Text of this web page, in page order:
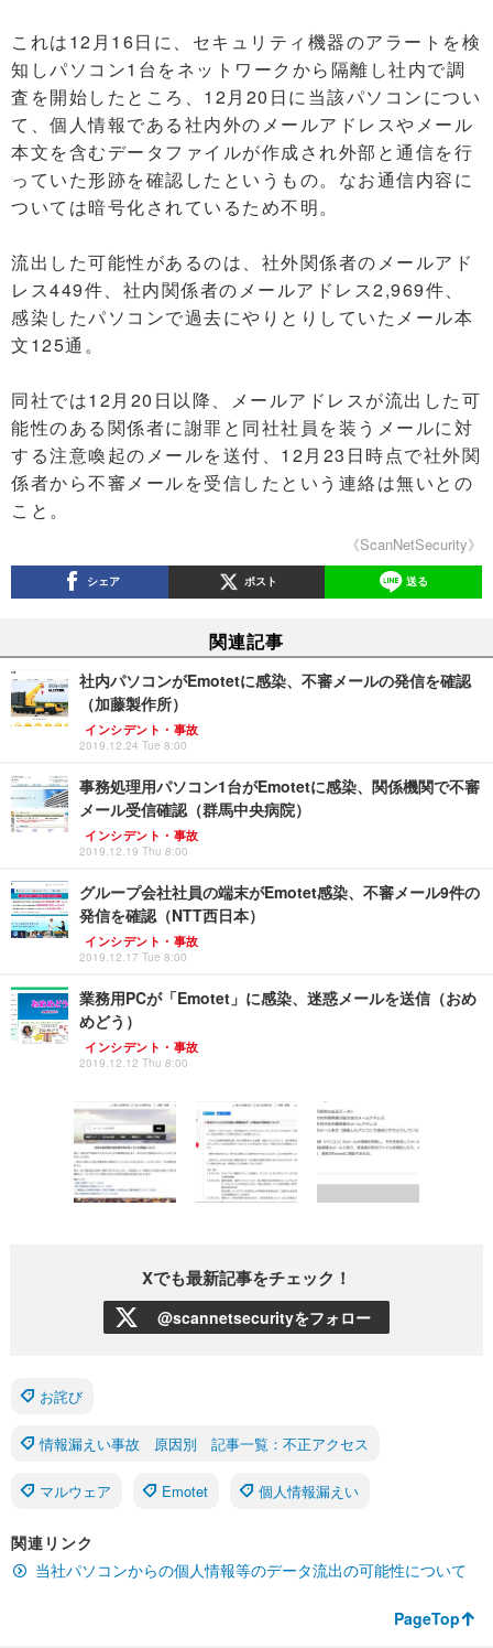
これは12月16日に、セキュリティ機器のアラートを検
知しパソコン1台をネットワークから隔離し社内で調
査を開始したところ、12月20日に当該パソコンについ
て、個人情報である社内外のメールアドレスやメール
本文を含むデータファイルが作成され外部と通信を行
っていた形跡を確認したというもの。なお通信内容に
ついては暗号化されているため不明。
流出した可能性があるのは、社外関係者のメールアド
レス449件、社内関係者のメールアドレス2,969件、
感染したパソコンで過去にやりとりしていたメール本
文125通。
同社では12月20日以降、メールアドレスが流出した可
能性のある関係者に謝罪と同社社員を装うメールに対
する注意喚起のメールを送付、12月23日時点で社外関
係者から不審メールを受信したという連絡は無いとの
こと。
《ScanNetSecurity》
シェア ポスト 送る
関連記事
社内パソコンがEmotetに感染、不審メールの発信を確認
（加藤製作所）
インシデント・事故
2019.12.24 Tue 8:00
事務処理用パソコン1台がEmotetに感染、関係機関で不審
メール受信確認（群馬中央病院）
インシデント・事故
2019.12.19 Thu 8:00
グループ会社社員の端末がEmotet感染、不審メール9件の
発信を確認（NTT西日本）
インシデント・事故
2019.12.17 Tue 8:00
業務用PCが「Emotet」に感染、迷惑メールを送信（おめ
めどう）
インシデント・事故
2019.12.12 Thu 8:00
Xでも最新記事をチェック！
@scannetsecurityをフォロー
お詫び
情報漏えい事故 原因別 記事一覧：不正アクセス
マルウェア Emotet 個人情報漏えい
関連リンク
当社パソコンからの個人情報等のデータ流出の可能性について
PageTop